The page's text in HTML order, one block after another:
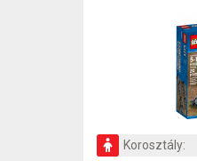
Korosztály: